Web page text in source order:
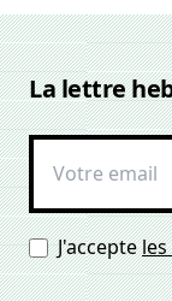
La lettre
J'accepte